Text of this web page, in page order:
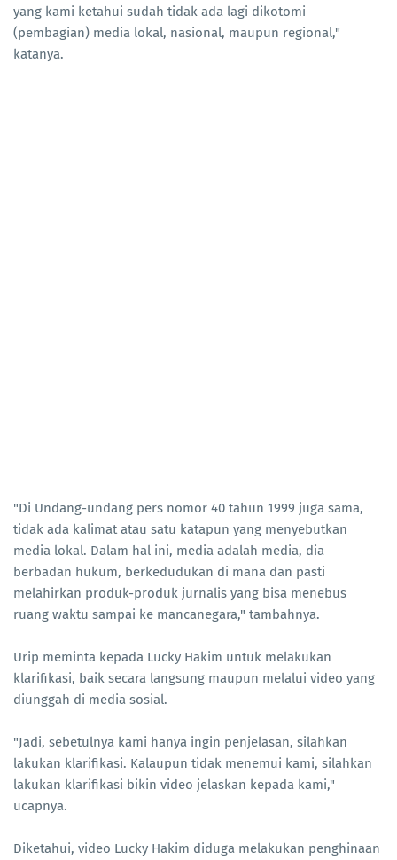
yang kami ketahui sudah tidak ada lagi dikotomi
(pembagian) media lokal, nasional, maupun regional,"
katanya.
"Di Undang-undang pers nomor 40 tahun 1999 juga sama,
tidak ada kalimat atau satu katapun yang menyebutkan
media lokal. Dalam hal ini, media adalah media, dia
berbadan hukum, berkedudukan di mana dan pasti
melahirkan produk-produk jurnalis yang bisa menebus
ruang waktu sampai ke mancanegara," tambahnya.
Urip meminta kepada Lucky Hakim untuk melakukan
klarifikasi, baik secara langsung maupun melalui video yang
diunggah di media sosial.
"Jadi, sebetulnya kami hanya ingin penjelasan, silahkan
lakukan klarifikasi. Kalaupun tidak menemui kami, silahkan
lakukan klarifikasi bikin video jelaskan kepada kami,"
ucapnya.
Diketahui, video Lucky Hakim diduga melakukan penghinaan